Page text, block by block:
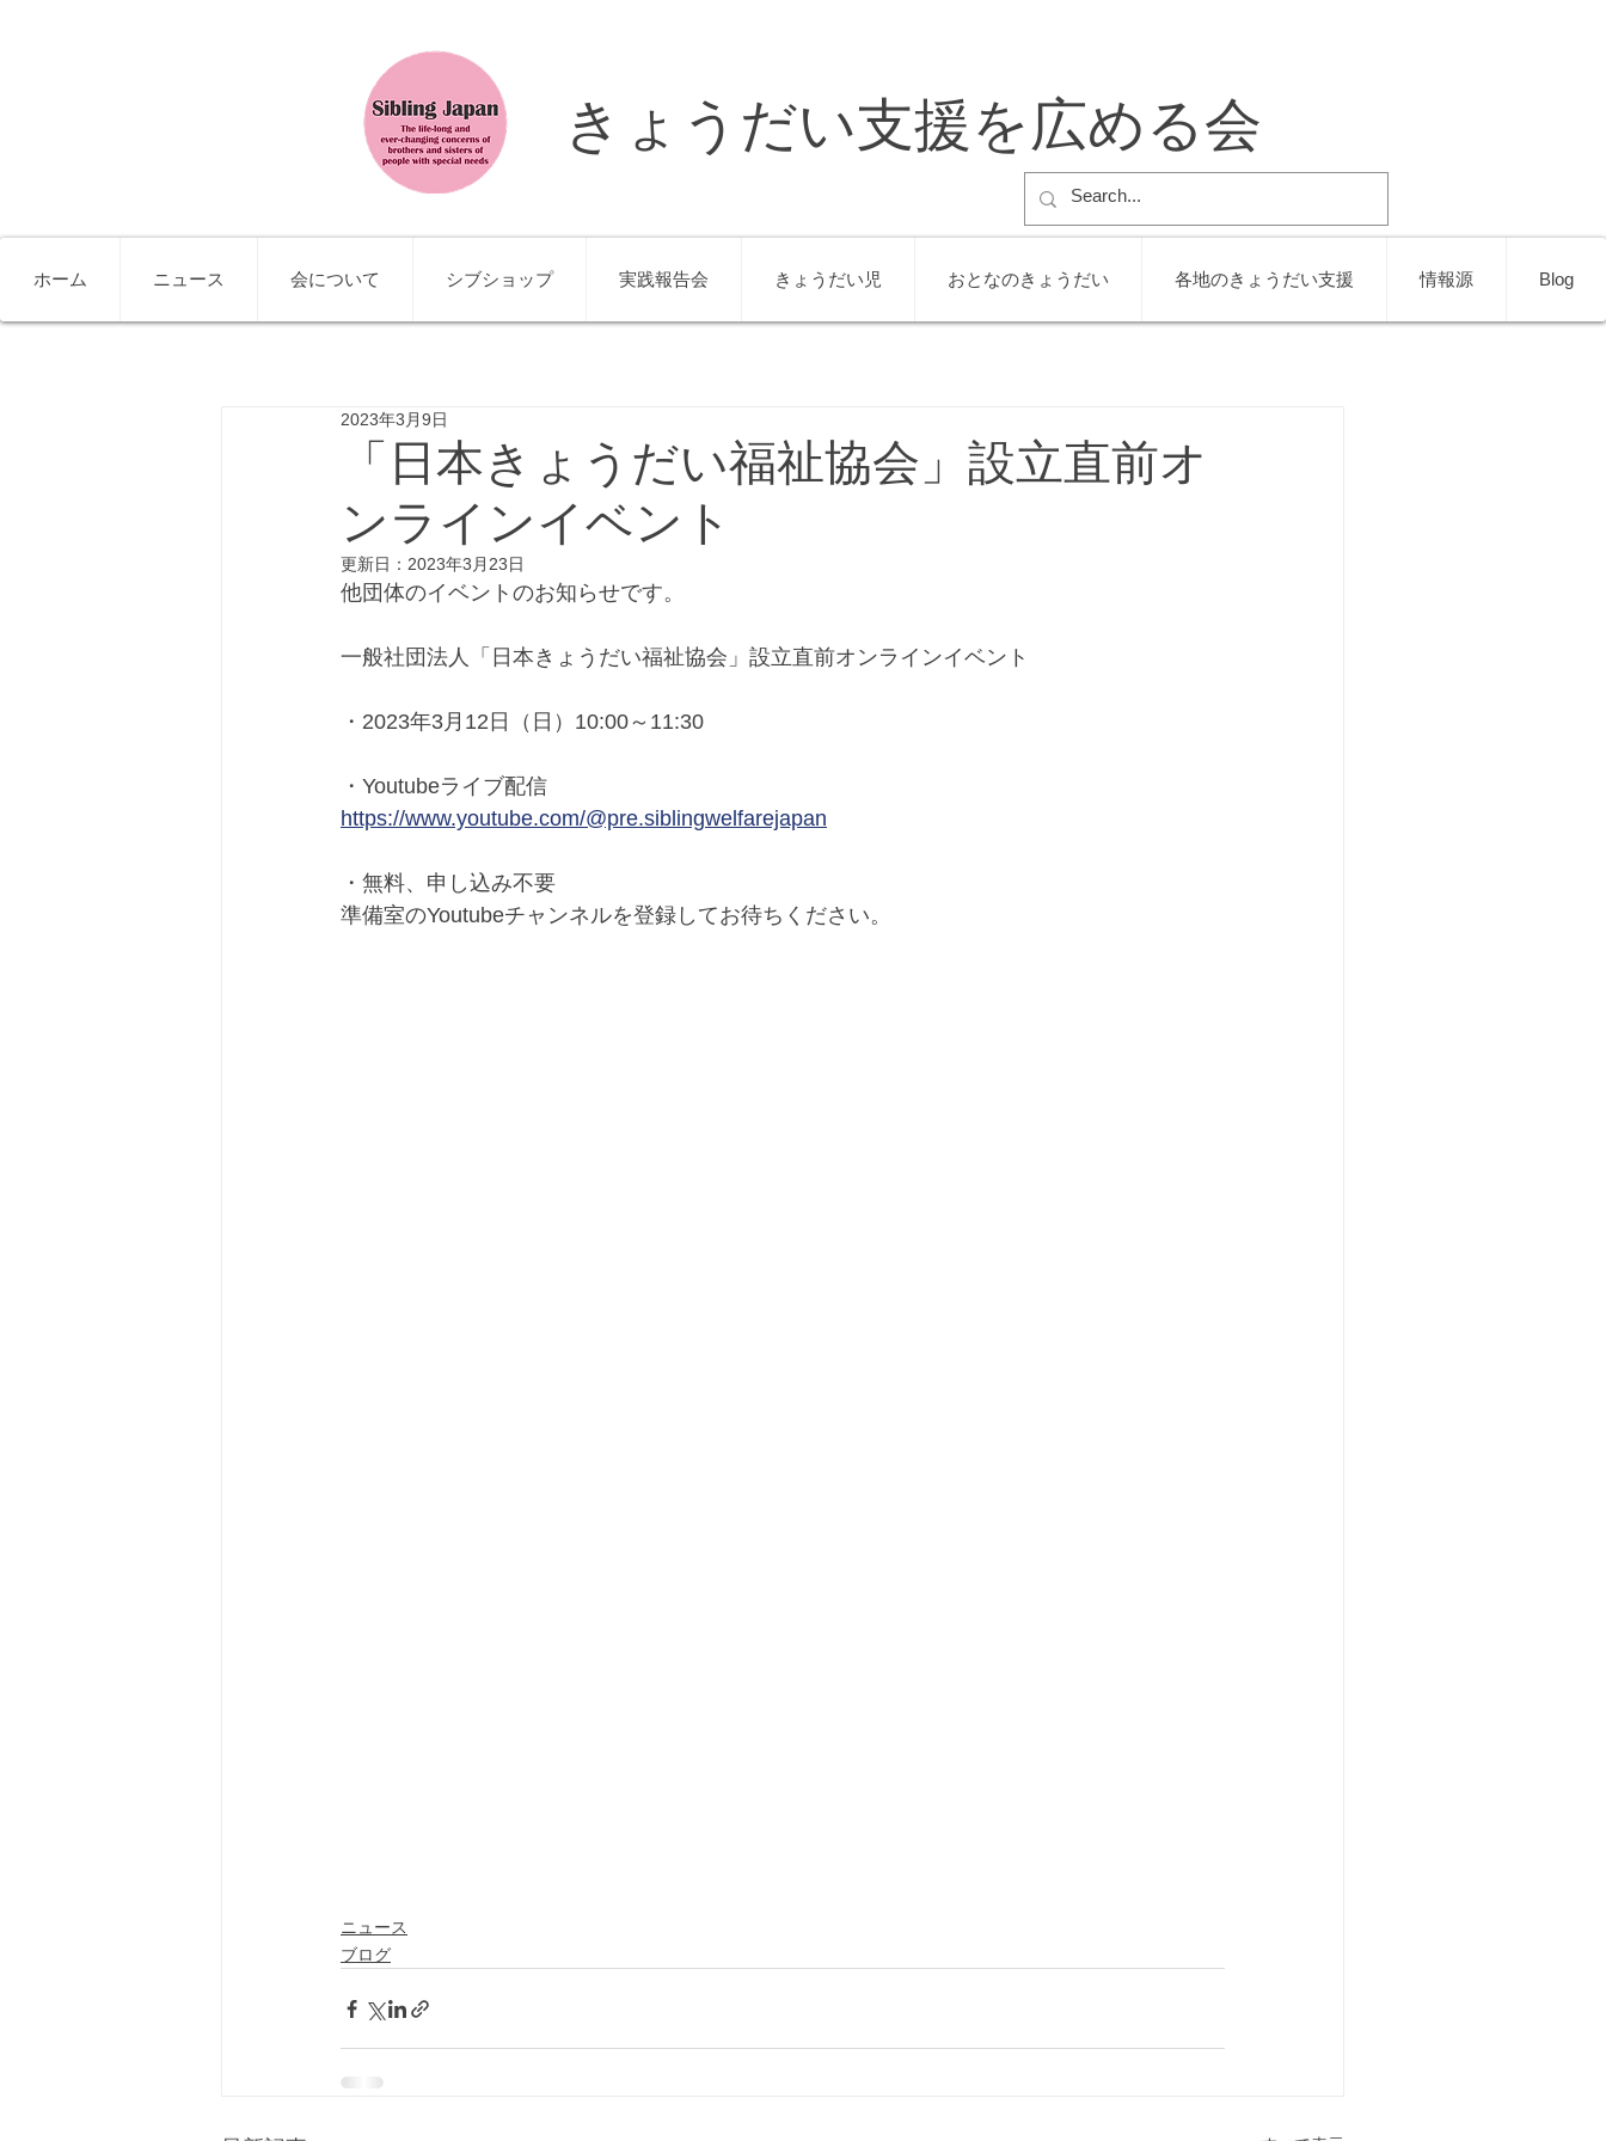
きょうだい支援を広める会
ホーム ニュース 会について シブショップ 実践報告会 きょうだい児 おとなのきょうだい 各地のきょうだい支援 情報源 Blog
「日本きょうだい福祉協会」設立直前オ
ンラインイベント
2023年3月9日
更新日： 2023年3月23日
他団体のイベントのお知らせです。
一般社団法人「日本きょうだい福祉協会」設立直前オンラインイベント
・2023年3月12日（日）10:00～11:30
・Youtubeライブ配信
https://www.youtube.com/@pre.siblingwelfarejapan
・無料、申し込み不要
準備室のYoutubeチャンネルを登録してお待ちください。
ニュース
ブログ